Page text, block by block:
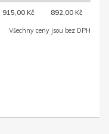
915,00 Kč 892,00 Kč
Všechny ceny jsou bez DPH